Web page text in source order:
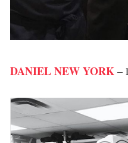
DANIEL NEW YORK –